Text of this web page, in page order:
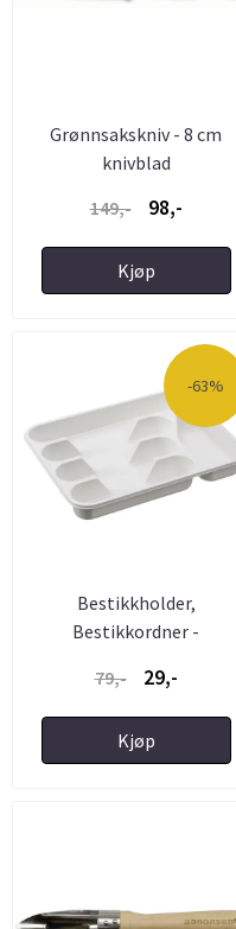
Grønnsakskniv - 8 cm
knivblad
149,-
98,-
Kjøp
-63%
Bestikkholder,
Bestikkordner -
79,- 29,-
Kjøp